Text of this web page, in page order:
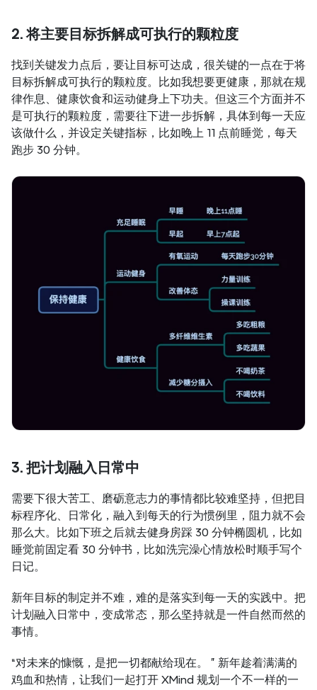
2. 将主要目标拆解成可执行的颗粒度
找到关键发力点后，要让目标可达成，很关键的一点在于将
目标拆解成可执行的颗粒度。比如我想要更健康，那就在规
律作息、健康饮食和运动健身上下功夫。但这三个方面并不
是可执行的颗粒度，需要往下进一步拆解，具体到每一天应
该做什么，并设定关键指标，比如晚上 11 点前睡觉，每天
跑步 30 分钟。
3. 把计划融入日常中
需要下很大苦工、磨砺意志力的事情都比较难坚持，但把目
标程序化、日常化，融入到每天的行为惯例里，阻力就不会
那么大。比如下班之后就去健身房踩 30 分钟椭圆机，比如
睡觉前固定看 30 分钟书，比如洗完澡心情放松时顺手写个
日记。
新年目标的制定并不难，难的是落实到每一天的实践中。把
计划融入日常中，变成常态，那么坚持就是一件自然而然的
事情。
“对未来的慷慨，是把一切都献给现在。 ” 新年趁着满满的
鸡血和热情，让我们一起打开 XMind 规划一个不一样的一